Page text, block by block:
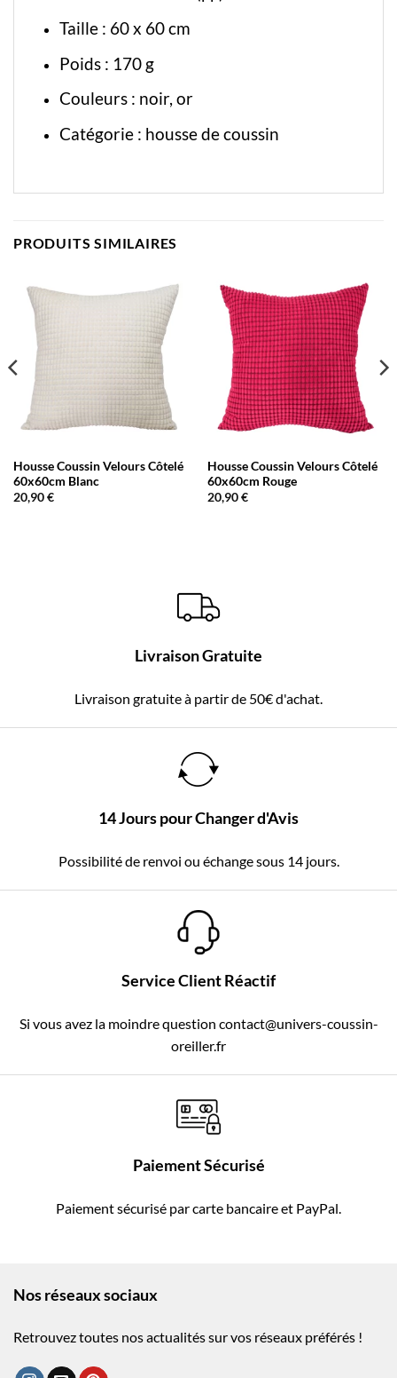
Taille : 60 x 60 cm
Poids : 170 g
Couleurs : noir, or
Catégorie : housse de coussin
PRODUITS SIMILAIRES
Housse Coussin Velours Côtelé
60x60cm Blanc
20,90€
Housse Coussin Velours Côtelé
60x60cm Rouge
20,90€
Livraison Gratuite
Livraison gratuite à partir de 50€ d'achat.
14 Jours pour Changer d'Avis
Possibilité de renvoi ou échange sous 14 jours.
Service Client Réactif
Si vous avez la moindre question contact@univers-coussin-
oreiller.fr
Paiement Sécurisé
Paiement sécurisé par carte bancaire et PayPal.
Nos réseaux sociaux
Retrouvez toutes nos actualités sur vos réseaux préférés !